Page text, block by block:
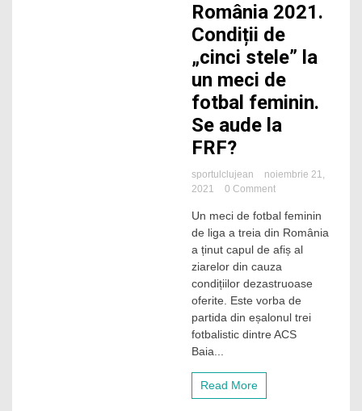
România 2021.
Condiții de
„cinci stele” la
un meci de
fotbal feminin.
Se aude la
FRF?
sportulclujean
noiembrie 21,
2021
0 Commenton
2021.
Condiții
de
la
un
meci
de
Un meci de fotbal feminin
de liga a treia din România
a ținut capul de afiș al
ziarelor din cauza
condițiilor dezastruoase
oferite. Este vorba de
partida din eșalonul trei
fotbalistic dintre ACS
Baia...
Read More